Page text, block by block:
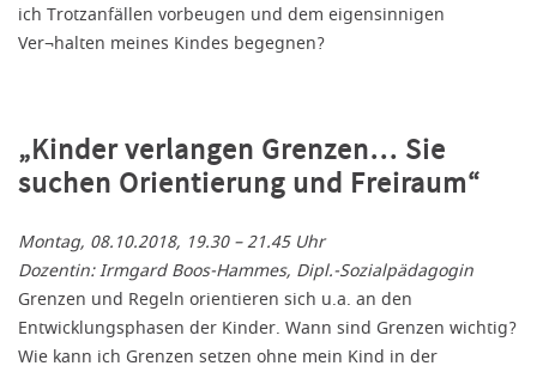
ich Trotzanfällen vorbeugen und dem eigensinnigen
Ver¬halten meines Kindes begegnen?
„Kinder verlangen Grenzen… Sie
suchen Orientierung und Freiraum“
Montag, 08.10.2018, 19.30 – 21.45 Uhr
Dozentin: Irmgard Boos-Hammes, Dipl.-Sozialpädagogin
Grenzen und Regeln orientieren sich u.a. an den
Entwicklungsphasen der Kinder. Wann sind Grenzen wichtig?
Wie kann ich Grenzen setzen ohne mein Kind in der